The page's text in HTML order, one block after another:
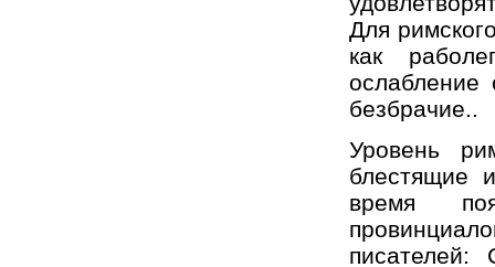
Для
как
ослабление
безбрачие..
Уровень
блестящие
время
писателей: